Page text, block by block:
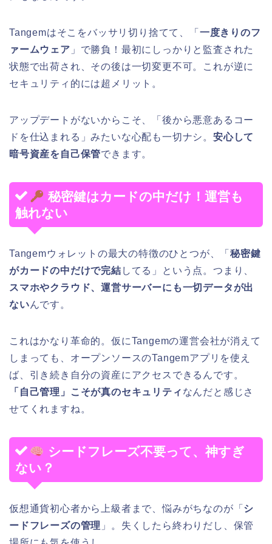
Tangemはそこをバッサリ切り捨てて、「 一度きりのフ
ァームウェア 」で勝負！最初にしっかりと監査された
状態で出荷され、その後は一切変更不可。これが逆に
セキュリティ的には超メリット。
アップデートがないからこそ、「後から悪意あるコー
ドを仕込まれる」みたいな心配も一切ナシ。 安心して
暗号資産を自己保管できます。
秘密鍵はカードの中だけ！運営も
触れない
Tangemウォレットの最大の特徴のひとつが、「秘密鍵
がカードの中だけで完結 してる」という点。つまり、
スマホやクラウド、運営サーバーにも一切データが出
ないんです。
これはかなり革命的。仮にTangemの運営会社が消えて
しまっても、オープンソースのTangemアプリを使え
ば、引き続き自分の資産にアクセスできるんです。
「自己管理」こそが真のセキュリティ なんだと感じさ
せてくれますね。
シードフレーズ不要って、神すぎ
ない？
仮想通貨初心者から上級者まで、悩みがちなのが「 シ
ードフレーズの管理 」。失くしたら終わりだし、保管